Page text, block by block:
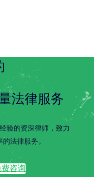
法律服务
验的资深律师，致力
法律服务。
费咨询